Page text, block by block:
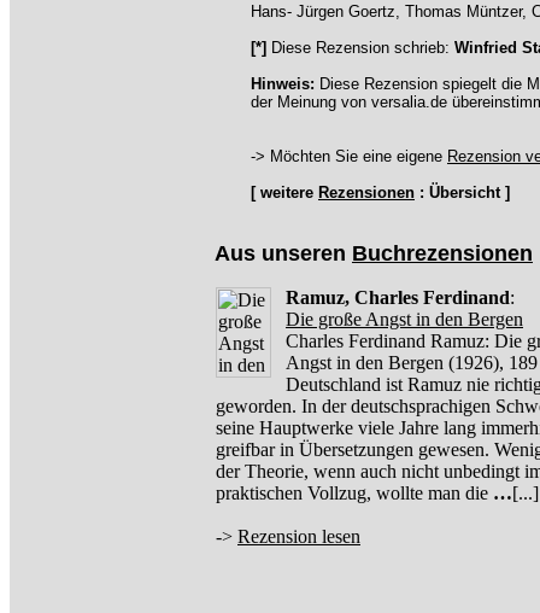
Hans- Jürgen Goertz, Thomas Müntzer,
[*] Diese Rezension schrieb: Winfried
Hinweis: Diese Rezension spiegelt die
der Meinung von versalia.de
-> Möchten Sie eine eigene Rezension
[ weitere Rezensionen : Übersicht ]
Aus unseren Buchrezensionen
Ramuz, Charles Ferdinand:
Die große Angst in den Bergen
Charles Ferdinand Ramuz: Die
Angst in den Bergen (1926),
Deutschland ist Ramuz nie
geworden. In der deutschsprachigen
seine Hauptwerke viele Jahre lang
greifbar in Übersetzungen gewesen.
der Theorie, wenn auch nicht unbedingt
praktischen Vollzug, wollte man die …[...]
-> Rezension lesen